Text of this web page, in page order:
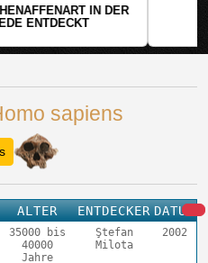
GRÖSSTEN GRABHÜGEL?
sapiens
ALTER ENTDECKER DATUM
35000 bis
40000
Jahre
Ştefan
Milota
2002